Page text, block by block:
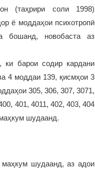
(таҳрири соли 1998)
ё моддаҳои психотропӣ
бошанд, новобаста аз
барои содир кардани
4 моддаи 139, қисмҳои 3
305, 306, 307, 3071,
401, 4011, 402, 403, 404
шудаанд.
маҳкум шудаанд, аз адои